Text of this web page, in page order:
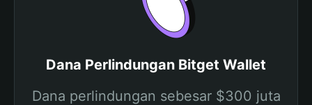
Dana Perlindungan Bitget Wallet
Dana perlindungan sebesar $300 juta